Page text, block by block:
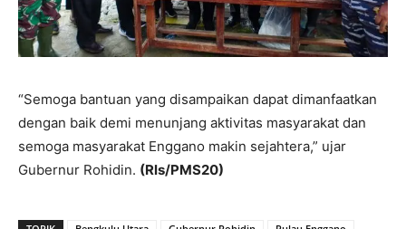
“Semoga bantuan yang disampaikan dapat dimanfaatkan
dengan baik demi menunjang aktivitas masyarakat dan
semoga masyarakat Enggano makin sejahtera,” ujar
Gubernur Rohidin. (Rls/PMS20)